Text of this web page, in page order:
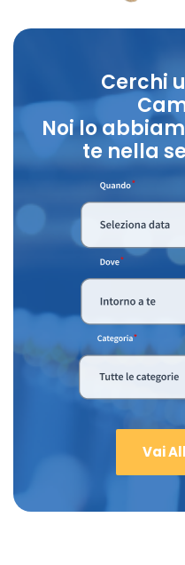
Cerchi
Noi lo
te nella
Vai